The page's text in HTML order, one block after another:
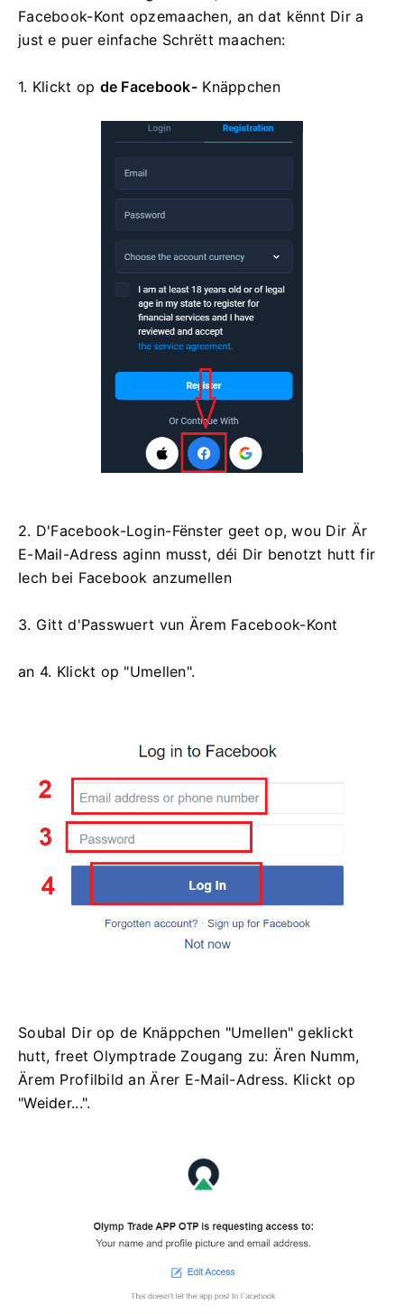
Facebook-Kont opzemaachen, an dat kënnt Dir a
just e puer einfache Schrëtt maachen:
1. Klickt op de Facebook- Knäppchen
2. D'Facebook-Login-Fënster geet op, wou Dir Är
E-Mail-Adress aginn musst, déi Dir benotzt hutt fir
Iech bei Facebook anzumellen
3. Gitt d'Passwuert vun Ärem Facebook-Kont
an 4. Klickt op "Umellen".
Soubal Dir op de Knäppchen "Umellen" geklickt
hutt, freet Olymptrade Zougang zu: Ären Numm,
Ärem Profilbild an Ärer E-Mail-Adress. Klickt op
"Weider...".